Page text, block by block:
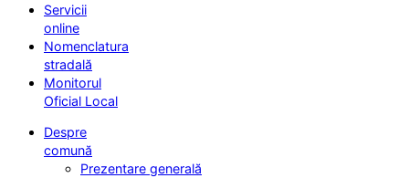
Servicii
online
Nomenclatura
stradală
Monitorul
Oficial Local
Despre
comună
Prezentare generală